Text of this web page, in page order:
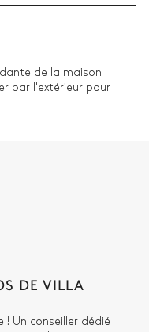
de la maison
par l'extérieur pour
DE VILLA
! Un conseiller dédié